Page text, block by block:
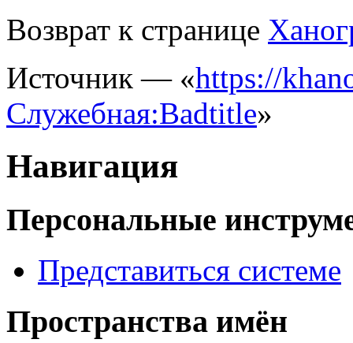
Возврат к странице
Источник — «https://
Служебная:Badtitle»
Навигация
Персональные
Представиться системе
Пространства имён